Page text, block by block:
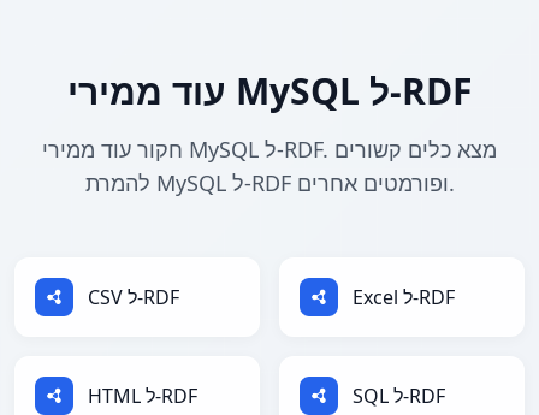
עוד ממירי MySQL ל-RDF
חקור עוד ממירי MySQL ל-RDF. מצא כלים קשורים
להמרת MySQL ל-RDF ופורמטים אחרים.
CSV ל-RDF Excel ל-RDF
HTML ל-RDF SQL ל-RDF